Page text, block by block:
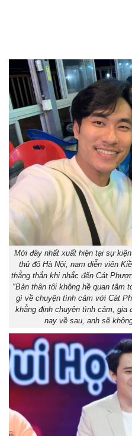
Mới đây nhất xuất hiện tại sự
thủ đô Hà Nội, nam diễn viên
thẳng thắn khi nhắc đến Cát
"Bản thân tôi không hề quan tâm
gì về chuyện tình cảm với Cát
khẳng định chuyện tình cảm, gia
nay về sau, anh sẽ